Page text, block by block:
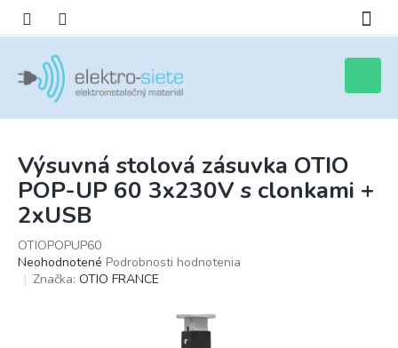
obsah
košík
Výsuvná stolová zásuvka OTIO
POP-UP 60 3x230V s clonkami +
2xUSB
OTIOPOPUP60
Priemerné
hodnotenie
Neohodnotené Podrobnosti hodnotenia
Značka: OTIO FRANCE